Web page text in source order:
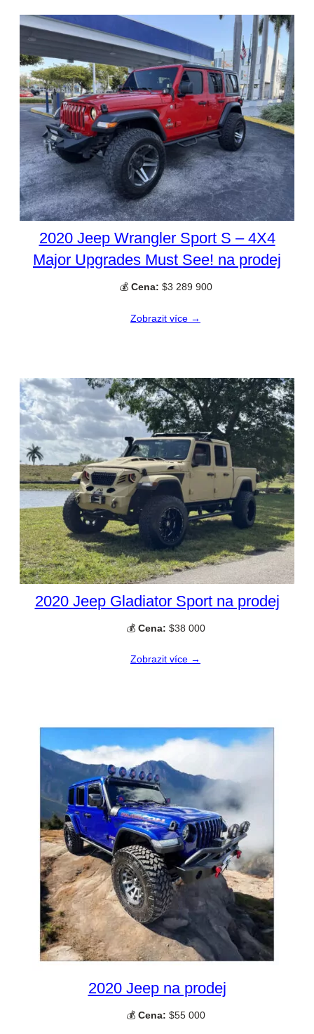
2020 Jeep Wrangler Sport S – 4X4
Major Upgrades Must See! na prodej
💰 Cena: $3 289 900
Zobrazit více →
2020 Jeep Gladiator Sport na prodej
💰 Cena: $38 000
Zobrazit více →
2020 Jeep na prodej
💰 Cena: $55 000